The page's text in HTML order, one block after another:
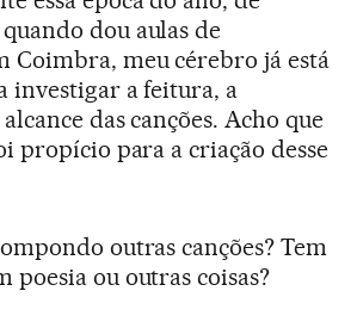
dou aulas de
Coimbra, meu cérebro já está
investigar a feitura, a
das canções. Acho que
propício para a criação desse
outras canções? Tem
poesia ou outras coisas?